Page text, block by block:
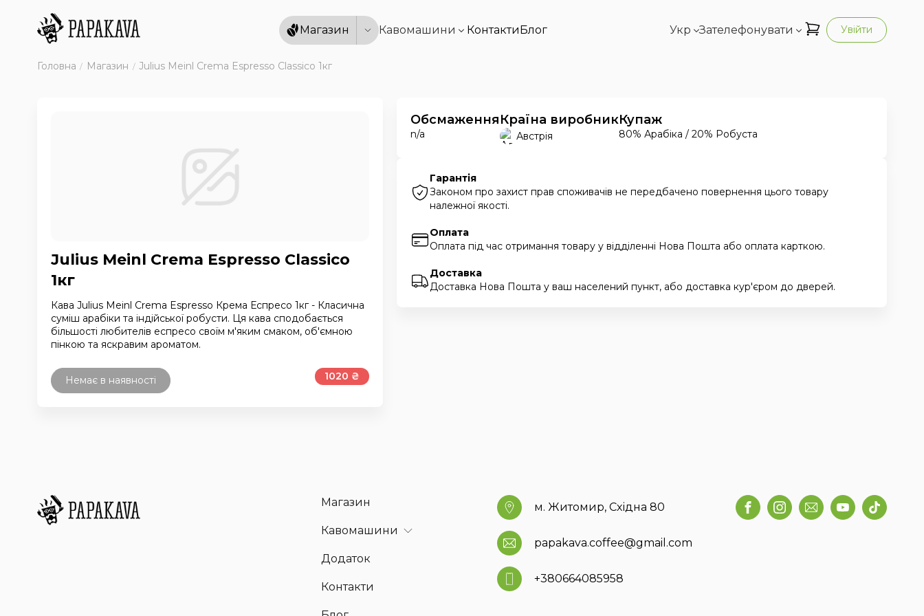
Магазин Кавомашини КонтактиБлог Укр Зателефонувати Увійти
Головна Магазин Julius Meinl Crema Espresso Classico 1кг
Julius Meinl Crema Espresso Classico
1кг
Кава Julius Meinl Crema Espresso Крема Еспресо 1кг - Класична
суміш арабіки та індійської робусти. Ця кава сподобається
більшості любителів еспресо своїм м'яким смаком, об'ємною
пінкою та яскравим ароматом.
Немає в наявності 1020 ₴
Обсмаження
n/a
Країна виробник
Австрія
Купаж
80% Арабіка / 20% Робуста
Гарантія
Законом про захист прав споживачів не передбачено повернення цього товару
належної якості.
Оплата
Оплата під час отримання товару у відділенні Нова Пошта або оплата карткою.
Доставка
Доставка Нова Пошта у ваш населений пункт, або доставка кур'єром до дверей.
Магазин
Кавомашини
Додаток
Контакти
м. Житомир, Східна 80
papakava.coffee@gmail.com
+380664085958